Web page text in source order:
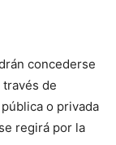
concederse
de
o privada
regirá por la